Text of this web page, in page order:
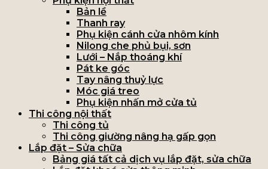
Bản lề
Thanh ray
Phụ kiện cánh cửa nhôm kính
Nilong che phủ bụi, sơn
Lưới – Nắp thoáng khí
Pát ke góc
Tay nâng thuỷ lực
Móc giá treo
Phụ kiện nhấn mở cửa tủ
Thi công nội thất
Thi công tủ
Thi công giường nâng hạ gấp gọn
Lắp đặt – Sửa chữa
Bảng giá tất cả dịch vụ lắp đặt, sửa chữa